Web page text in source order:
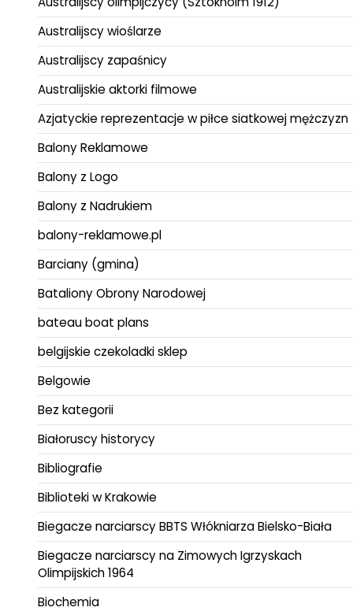
Australijscy wioślarze
Australijscy zapaśnicy
Australijskie aktorki filmowe
Azjatyckie reprezentacje w piłce siatkowej mężczyzn
Balony Reklamowe
Balony z Logo
Balony z Nadrukiem
balony-reklamowe.pl
Barciany (gmina)
Bataliony Obrony Narodowej
bateau boat plans
belgijskie czekoladki sklep
Belgowie
Bez kategorii
Białoruscy historycy
Bibliografie
Biblioteki w Krakowie
Biegacze narciarscy BBTS Włókniarza Bielsko-Biała
Biegacze narciarscy na Zimowych Igrzyskach
Olimpijskich 1964
Biochemia